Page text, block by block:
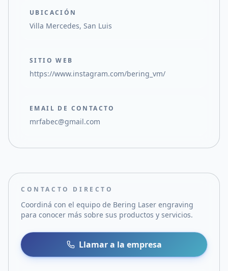
UBICACIÓN
Villa Mercedes, San Luis
SITIO WEB
https://www.instagram.com/bering_vm/
EMAIL DE CONTACTO
mrfabec@gmail.com
CONTACTO DIRECTO
Coordiná con el equipo de Bering Laser engraving
para conocer más sobre sus productos y servicios.
Llamar a la empresa